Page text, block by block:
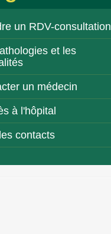
un RDV-consultation
et les
un médecin
à l'hôpital
contacts